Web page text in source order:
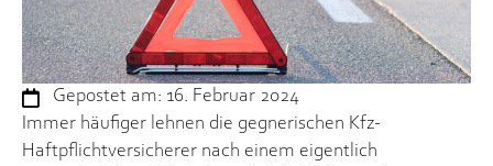
Gepostet am: 16. Februar 2024
Immer häufiger lehnen die gegnerischen Kfz-
Haftpflichtversicherer nach einem eigentlich